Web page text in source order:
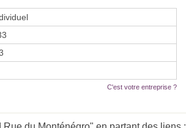
C'est votre entreprise ?